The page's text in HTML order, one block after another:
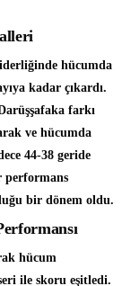
hücumda
kadar çıkardı.
farkı
ve hücumda
44-38 geride
performans
bir dönem oldu.
hücum
ile skoru eşitledi.